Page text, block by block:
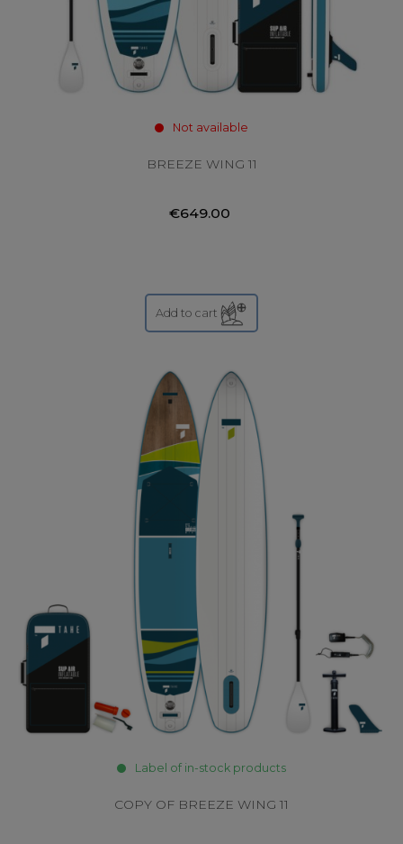
Not available
BREEZE WING 11
€649.00
Add to cart
Label of in-stock products
COPY OF BREEZE WING 11